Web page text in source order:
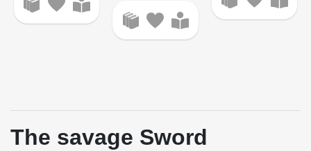
The savage Sword